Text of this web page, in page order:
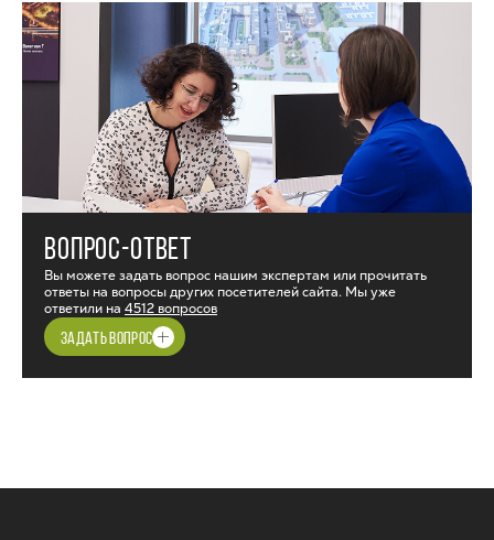
ВОПРОС-ОТВЕТ
Вы можете задать вопрос нашим экспертам или прочитать
ответы на вопросы других посетителей сайта. Мы уже
ответили на 4512 вопросов
ЗАДАТЬ ВОПРОС